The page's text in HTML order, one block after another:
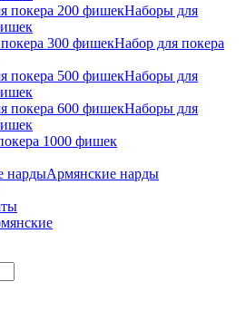
Наборы для
Набор для покера
Наборы для
Наборы для
1000 фишек
Армянские нарды